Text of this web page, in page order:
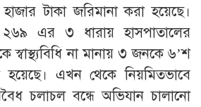
টাকা জরিমানা করা হয়েছে।
২৬৯ এর ৩ ধারায় হাসপাতালের
না মানায় ৩ জনকে ৬’শ
হয়েছে। এখন থেকে নিয়মিতভাবে
চলাচল বন্ধে অভিযান চালানো